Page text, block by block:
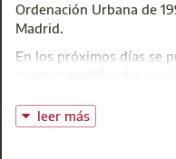
Ordenación Urbana de
Madrid.
En los próximos días se
La Modificación, que
leer más